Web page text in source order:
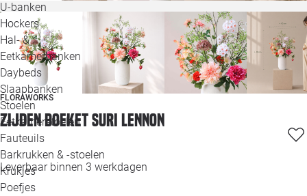
U-banken
Hockers
Hal- &
Eetkamerbanken
Daybeds
Slaapbanken
Stoelen
Eetkamerstoelen
Fauteuils
Barkrukken & -stoelen
Krukjes
Poefjes
FLORAWORKS
Zijden boeket Suri Lennon
Leverbaar binnen 3 werkdagen